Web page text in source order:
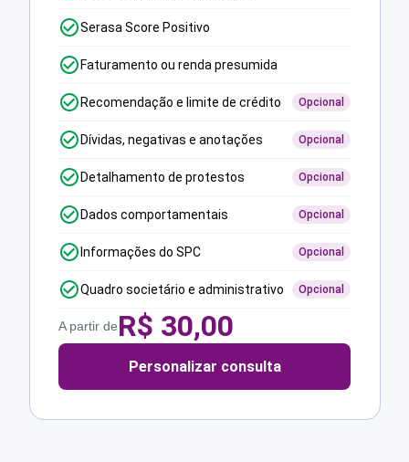
Serasa Score Positivo
Faturamento ou renda presumida
Recomendação e limite de crédito Opcional
Dívidas, negativas e anotações Opcional
Detalhamento de protestos Opcional
Dados comportamentais Opcional
Informações do SPC Opcional
Quadro societário e administrativo Opcional
A partir deR$ 30,00
Personalizar consulta